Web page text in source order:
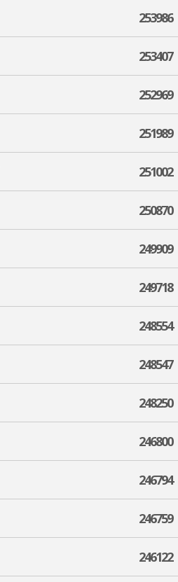
253986
253407
252969
251989
251002
250870
249909
249718
248554
248547
248250
246800
246794
246759
246122